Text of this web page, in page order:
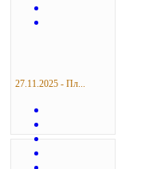
27.11.2025 - Пл...